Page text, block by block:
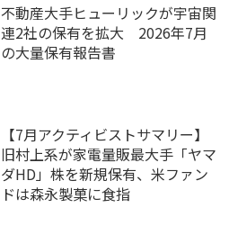
不動産大手ヒューリックが宇宙関
連2社の保有を拡大 2026年7月
の大量保有報告書
【7月アクティビストサマリー】
旧村上系が家電量販最大手「ヤマ
ダHD」株を新規保有、米ファン
ドは森永製菓に食指